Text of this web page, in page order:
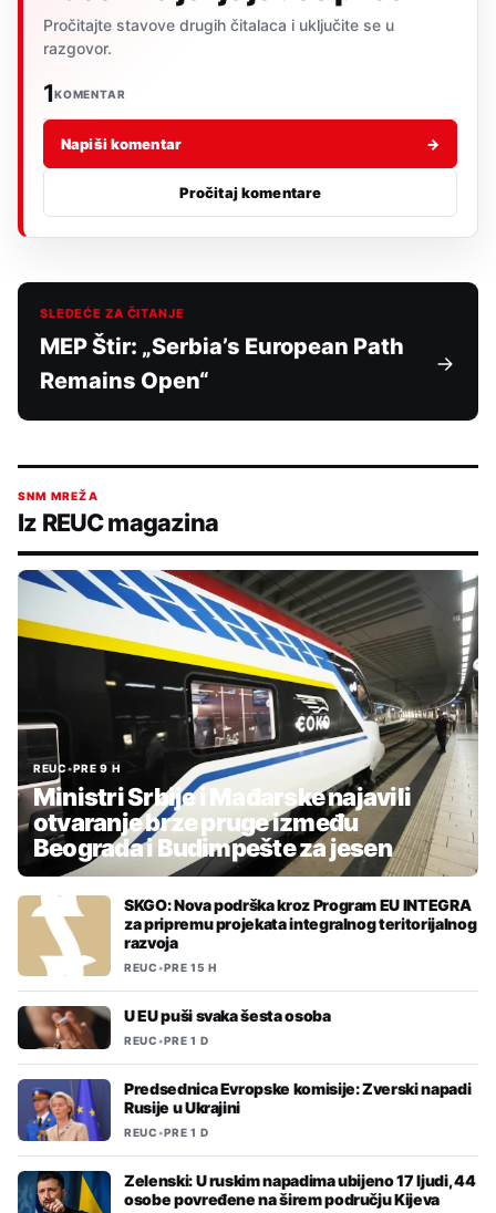
Pročitajte stavove drugih čitalaca i uključite se u
razgovor.
1KOMENTAR
Napiši komentar →
Pročitaj komentare
SLEDEĆE ZA ČITANJE
MEP Štir: „Serbia’s European Path
Remains Open“
SNM MREŽA
Iz REUC magazina
REUC•PRE 9 H
Ministri Srbije i Mađarske najavili
otvaranje brze pruge između
Beograda i Budimpešte za jesen
SKGO: Nova podrška kroz Program EU INTEGRA
za pripremu projekata integralnog teritorijalnog
razvoja
REUC•PRE 15 H
U EU puši svaka šesta osoba
REUC•PRE 1 D
Predsednica Evropske komisije: Zverski napadi
Rusije u Ukrajini
REUC•PRE 1 D
Zelenski: U ruskim napadima ubijeno 17 ljudi, 44
osobe povređene na širem području Kijeva